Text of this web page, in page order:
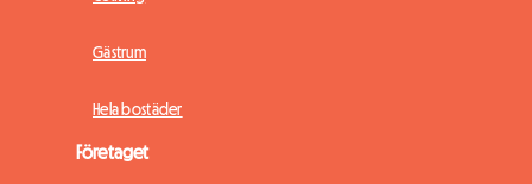
Gästrum
Hela bostäder
Företaget